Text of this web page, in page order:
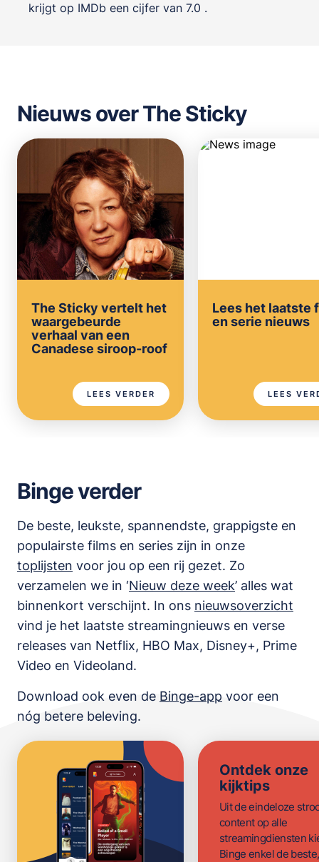
krijgt op IMDb een cijfer van 7.0 .
Nieuws over The Sticky
The Sticky vertelt het
waargebeurde
verhaal van een
Canadese siroop-roof
LEES VERDER
Lees het laatste
en serie nieuws
LEES
Binge verder
De beste, leukste, spannendste, grappigste en
populairste films en series zijn in onze
toplijsten voor jou op een rij gezet. Zo
verzamelen we in ‘Nieuw deze week’ alles wat
binnenkort verschijnt. In ons nieuwsoverzicht
vind je het laatste streamingnieuws en verse
releases van Netflix, HBO Max, Disney+, Prime
Video en Videoland.
Download ook even de Binge-app voor een
nóg betere beleving.
Ontdek onze
kijktips
Uit de eindeloze
content op alle
streamingdiensten
Binge enkel de beste,